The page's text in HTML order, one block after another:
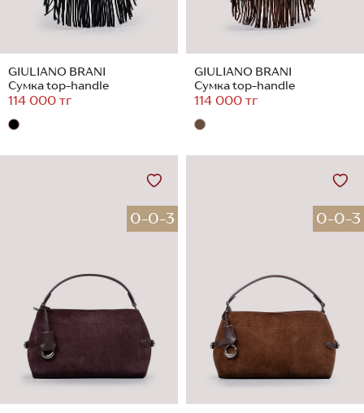
GIULIANO BRANI
Сумка top-handle
114 000 тг
GIULIANO BRANI
Сумка top-handle
114 000 тг
0-0-3 0-0-3